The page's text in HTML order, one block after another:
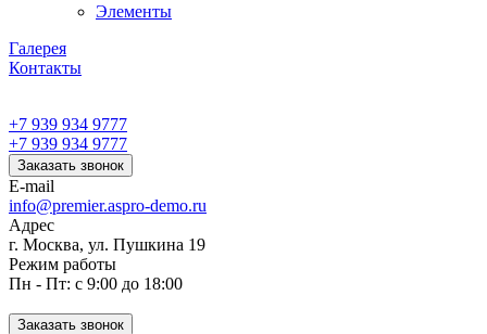
Элементы
Галерея
Контакты
+7 939 934 9777
+7 939 934 9777
Заказать звонок
E-mail
info@premier.aspro-demo.ru
Адрес
г. Москва, ул. Пушкина 19
Режим работы
Пн - Пт: с 9:00 до 18:00
Заказать звонок